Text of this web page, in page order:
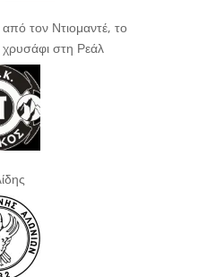
τον Ντιομαντέ, το
χρυσάφι στη Ρεάλ